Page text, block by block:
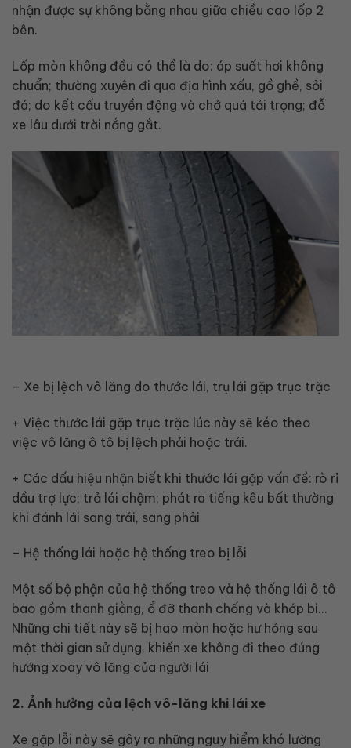
nhận được sự không bằng nhau giữa chiều cao lốp 2
bên.
Lốp mòn không đều có thể là do: áp suất hơi không
chuẩn; thường xuyên đi qua địa hình xấu, gồ ghề, sỏi
đá; do kết cấu truyền động và chở quá tải trọng; đỗ
xe lâu dưới trời nắng gắt.
– Xe bị lệch vô lăng do thước lái, trụ lái gặp trục trặc
+ Việc thước lái gặp trục trặc lúc này sẽ kéo theo
việc vô lăng ô tô bị lệch phải hoặc trái.
+ Các dấu hiệu nhận biết khi thước lái gặp vấn đề: rò rỉ
dầu trợ lực; trả lái chậm; phát ra tiếng kêu bất thường
khi đánh lái sang trái, sang phải
– Hệ thống lái hoặc hệ thống treo bị lỗi
Một số bộ phận của hệ thống treo và hệ thống lái ô tô
bao gồm thanh giằng, ổ đỡ thanh chống và khớp bi…
Những chi tiết này sẽ bị hao mòn hoặc hư hỏng sau
một thời gian sử dụng, khiến xe không đi theo đúng
hướng xoay vô lăng của người lái
2. Ảnh hưởng của lệch vô-lăng khi lái xe
Xe gặp lỗi này sẽ gây ra những nguy hiểm khó lường